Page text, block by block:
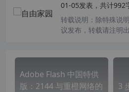
01-05发表，共计992
转载说明： 除特殊说
议发布，转载请注明出
Adobe Flash 中国特供
版：2144 与重橙网络的
3